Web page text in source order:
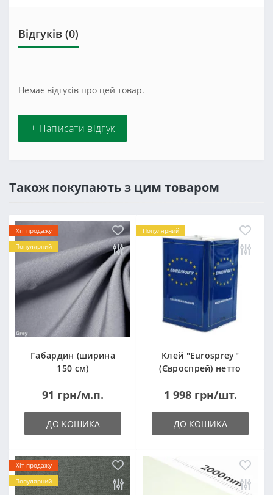
Відгуків (0)
Немає відгуків про цей товар.
+ Написати відгук
Також покупають з цим товаром
Хіт продажу
Популярний
Габардин (ширина
150 см)
91 грн/м.п.
ДО КОШИКА
Популярний
Клей "Eurosprey"
(Євроспрей) нетто
1 998 грн/шт.
ДО КОШИКА
Хіт продажу
Популярний